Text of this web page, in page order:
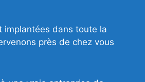
implantées dans toute la
près de chez vous